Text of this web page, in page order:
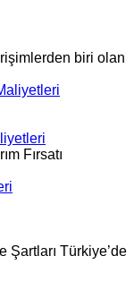
biri olan
Fırsatı
Şartları Türkiye’de